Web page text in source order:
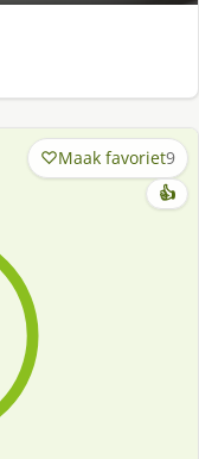
Maak favoriet9
👍